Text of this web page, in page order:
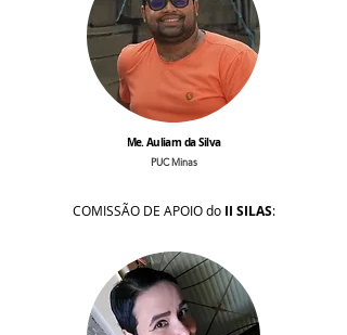
Me. Auliam da Silva
PUC Minas
COMISSÃO DE APOIO do II SILAS: